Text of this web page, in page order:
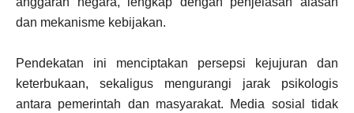
dan mekanisme kebijakan.
Pendekatan ini menciptakan persepsi kejujuran dan
keterbukaan, sekaligus mengurangi jarak psikologis
antara pemerintah dan masyarakat. Media sosial tidak